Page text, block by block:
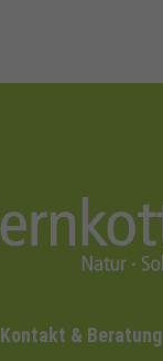
Kontakt & Beratung